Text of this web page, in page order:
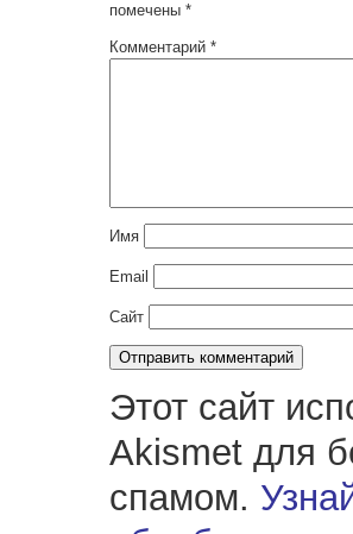
помечены *
Комментарий *
Имя
Email
Сайт
Этот сайт
Akismet для
спамом.